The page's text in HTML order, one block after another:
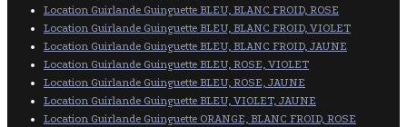
Location Guirlande Guinguette BLEU, BLANC FROID, ROSE
Location Guirlande Guinguette BLEU, BLANC FROID, VIOLET
Location Guirlande Guinguette BLEU, BLANC FROID, JAUNE
Location Guirlande Guinguette BLEU, ROSE, VIOLET
Location Guirlande Guinguette BLEU, ROSE, JAUNE
Location Guirlande Guinguette BLEU, VIOLET, JAUNE
Location Guirlande Guinguette ORANGE, BLANC FROID, ROSE